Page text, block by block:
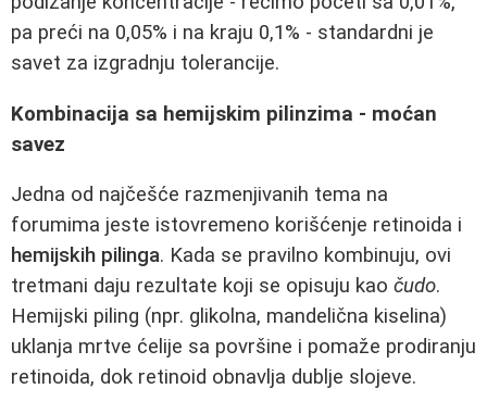
pa preći na 0,05% i na kraju 0,1% - standardni je
savet za izgradnju tolerancije.
Kombinacija sa hemijskim pilinzima - moćan
savez
Jedna od najčešće razmenjivanih tema na
forumima jeste istovremeno korišćenje retinoida i
hemijskih pilinga. Kada se pravilno kombinuju, ovi
tretmani daju rezultate koji se opisuju kao čudo.
Hemijski piling (npr. glikolna, mandelična kiselina)
uklanja mrtve ćelije sa površine i pomaže prodiranju
retinoida, dok retinoid obnavlja dublje slojeve.